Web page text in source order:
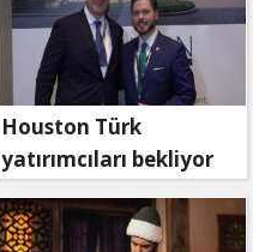
Houston Türk
yatırımcıları bekliyor